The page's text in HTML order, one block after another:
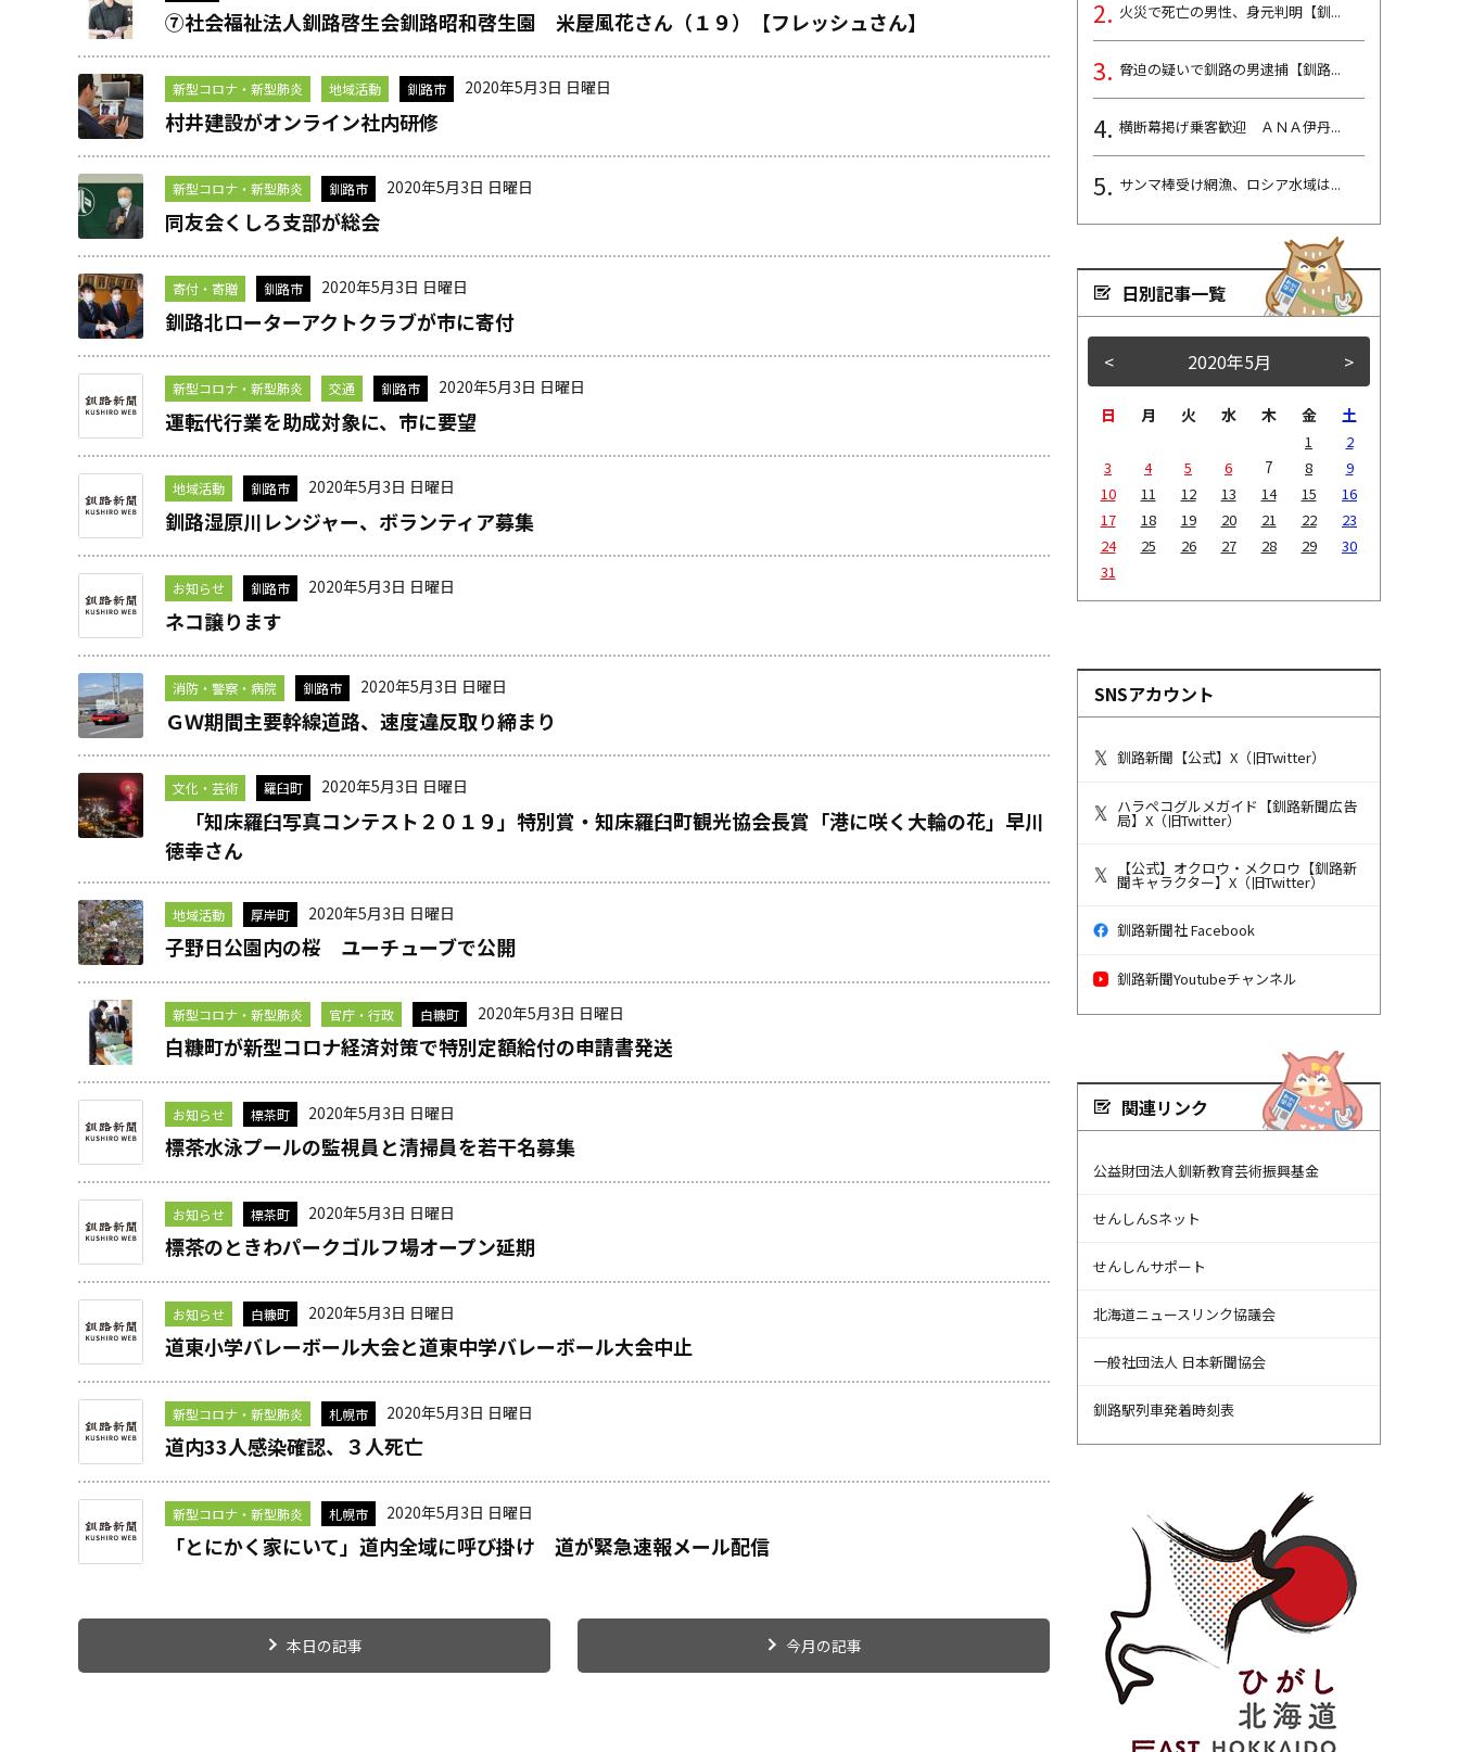
⑦社会福祉法人釧路啓生会釧路昭和啓生園 米屋風花さん（１９）【フレッシュさん】
新型コロナ・新型肺炎 地域活動 釧路市 2020年5月3日 日曜日
村井建設がオンライン社内研修
新型コロナ・新型肺炎 釧路市 2020年5月3日 日曜日
同友会くしろ支部が総会
寄付・寄贈 釧路市 2020年5月3日 日曜日
釧路北ローターアクトクラブが市に寄付
新型コロナ・新型肺炎 交通 釧路市 2020年5月3日 日曜日
運転代行業を助成対象に、市に要望
地域活動 釧路市 2020年5月3日 日曜日
釧路湿原川レンジャー、ボランティア募集
お知らせ 釧路市 2020年5月3日 日曜日
ネコ譲ります
消防・警察・病院 釧路市 2020年5月3日 日曜日
ＧＷ期間主要幹線道路、速度違反取り締まり
文化・芸術 羅臼町 2020年5月3日 日曜日
「知床羅臼写真コンテスト２０１９」特別賞・知床羅臼町観光協会長賞「港に咲く大輪の花」早川
徳幸さん
地域活動 厚岸町 2020年5月3日 日曜日
子野日公園内の桜 ユーチューブで公開
新型コロナ・新型肺炎 官庁・行政 白糠町 2020年5月3日 日曜日
白糠町が新型コロナ経済対策で特別定額給付の申請書発送
お知らせ 標茶町 2020年5月3日 日曜日
標茶水泳プールの監視員と清掃員を若干名募集
お知らせ 標茶町 2020年5月3日 日曜日
標茶のときわパークゴルフ場オープン延期
お知らせ 白糠町 2020年5月3日 日曜日
道東小学バレーボール大会と道東中学バレーボール大会中止
新型コロナ・新型肺炎 札幌市 2020年5月3日 日曜日
道内33人感染確認、３人死亡
新型コロナ・新型肺炎 札幌市 2020年5月3日 日曜日
「とにかく家にいて」道内全域に呼び掛け 道が緊急速報メール配信
本日の記事 今月の記事
火災で死亡の男性、身元判明【釧...
脅迫の疑いで釧路の男逮捕【釧路...
横断幕掲げ乗客歓迎 ＡＮＡ伊丹...
サンマ棒受け網漁、ロシア水域は...
日別記事一覧
< >
2020年5月
日 月 火 水 木 金 土
1
2
3
4 5 6 7 8
9
10
11 12 13 14 15
16
17
18 19 20 21 22
23
24
25 26 27 28 29
30
31
SNSアカウント
釧路新聞【公式】X（旧Twitter）
ハラペコグルメガイド【釧路新聞広告
局】X（旧Twitter）
【公式】オクロウ・メクロウ【釧路新
聞キャラクター】X（旧Twitter）
釧路新聞社 Facebook
釧路新聞Youtubeチャンネル
関連リンク
公益財団法人釧新教育芸術振興基金
せんしんSネット
せんしんサポート
北海道ニュースリンク協議会
一般社団法人 日本新聞協会
釧路駅列車発着時刻表